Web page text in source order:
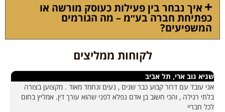
איך נבחר בין פעילות כעוסק מורשה או
כפתיחת חברה בע״מ – מה הגורמים
המשפיעים?
לקוחות ממליצים
שגיא גוב ארי, תל אביב
אני עובד עם דרור קבוע כבר שנים , נעים ונחמד מאוד . מקצוען בצורה
בלתי רגילה , והכי חשוב בן אדם נפלא לפני שהוא עורך דין. אמליץ בחום
לכל חבריי